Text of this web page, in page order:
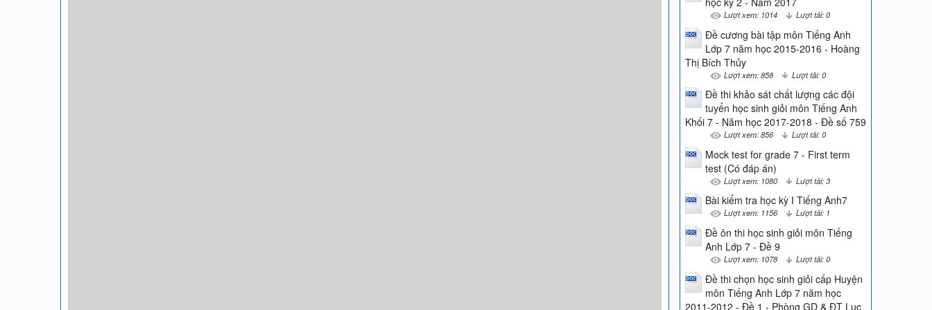
Lượt xem: 1014 Lượt tải: 0
Đề cương bài tập môn Tiếng Anh
Lớp 7 năm học 2015-2016 - Hoàng
Thị Bích Thủy
Lượt xem: 858 Lượt tải: 0
Đề thi khảo sát chất lượng các đội
tuyển học sinh giỏi môn Tiếng Anh
Khối 7 - Năm học 2017-2018 - Đề số 759
Lượt xem: 856 Lượt tải: 0
Mock test for grade 7 - First term
test (Có đáp án)
Lượt xem: 1080 Lượt tải: 3
Bài kiểm tra học kỳ I Tiếng Anh7
Lượt xem: 1156 Lượt tải: 1
Đề ôn thi học sinh giỏi môn Tiếng
Anh Lớp 7 - Đề 9
Lượt xem: 1078 Lượt tải: 0
Đề thi chọn học sinh giỏi cấp Huyện
môn Tiếng Anh Lớp 7 năm học
2011-2012 - Đề 1 - Phòng GD & ĐT Lục